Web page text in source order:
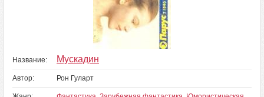
Название: Мускадин
Автор: Рон Гуларт